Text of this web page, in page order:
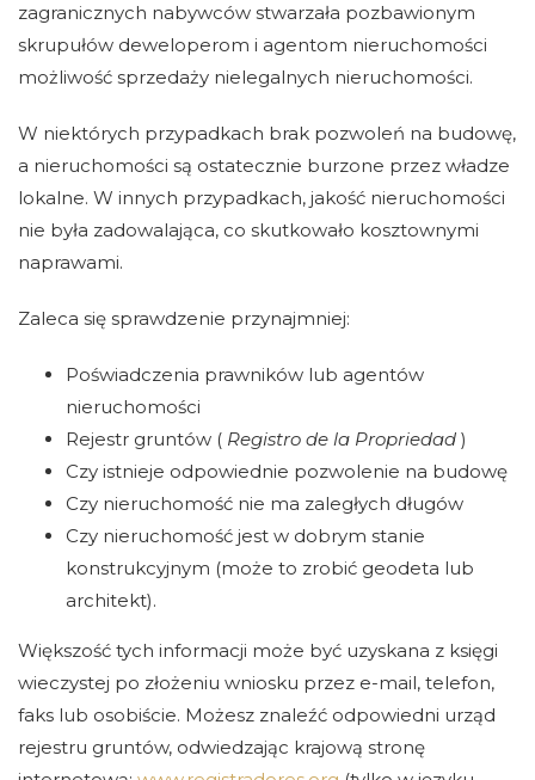
zagranicznych nabywców stwarzała pozbawionym
skrupułów deweloperom i agentom nieruchomości
możliwość sprzedaży nielegalnych nieruchomości.
W niektórych przypadkach brak pozwoleń na budowę,
a nieruchomości są ostatecznie burzone przez władze
lokalne. W innych przypadkach, jakość nieruchomości
nie była zadowalająca, co skutkowało kosztownymi
naprawami.
Zaleca się sprawdzenie przynajmniej:
Poświadczenia prawników lub agentów
nieruchomości
Rejestr gruntów ( Registro de la Propriedad )
Czy istnieje odpowiednie pozwolenie na budowę
Czy nieruchomość nie ma zaległych długów
Czy nieruchomość jest w dobrym stanie
konstrukcyjnym (może to zrobić geodeta lub
architekt).
Większość tych informacji może być uzyskana z księgi
wieczystej po złożeniu wniosku przez e-mail, telefon,
faks lub osobiście. Możesz znaleźć odpowiedni urząd
rejestru gruntów, odwiedzając krajową stronę